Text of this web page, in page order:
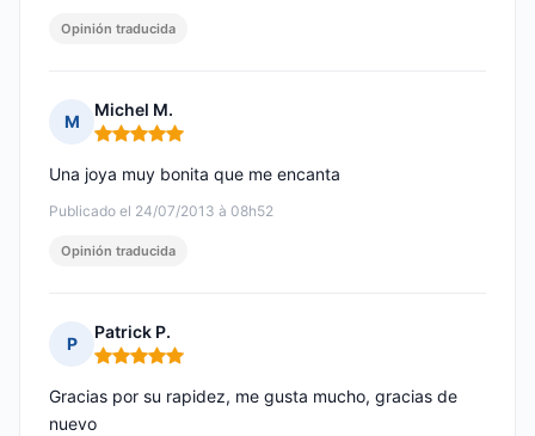
Opinión traducida
M
Michel M.
Nota: 5 de 5
Publicado el 24/07/2013 à 08h52
Una joya muy bonita que me encanta
Opinión traducida
P
Patrick P.
Nota: 5 de 5
Gracias por su rapidez, me gusta mucho, gracias de
nuevo